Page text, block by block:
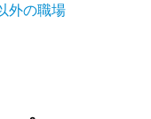
外の職場